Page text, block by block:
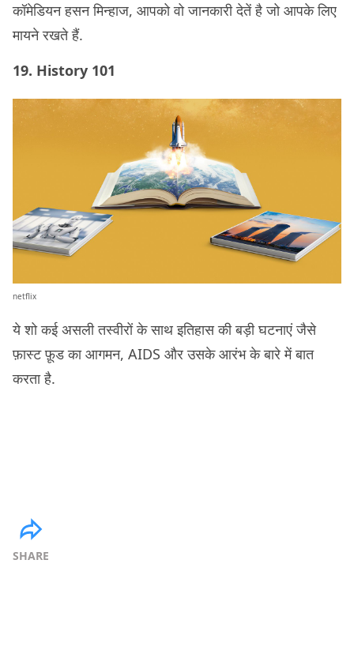
कॉमेडियन हसन मिन्हाज, आपको वो जानकारी देतें है जो आपके लिए
मायने रखते हैं.
19. History 101
netflix
ये शो कई असली तस्वीरों के साथ इतिहास की बड़ी घटनाएं जैसे
फ़ास्ट फ़ूड का आगमन, AIDS और उसके आरंभ के बारे में बात
करता है.
SHARE